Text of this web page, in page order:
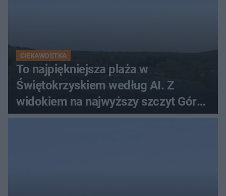
CIEKAWOSTKA
To najpiękniejsza plaża w
Świętokrzyskiem według AI. Z
widokiem na najwyższy szczyt Gór
Świętokrzyskich